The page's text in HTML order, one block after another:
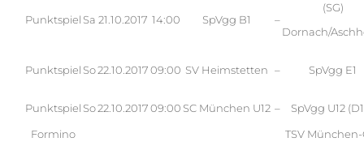
Punktspiel Sa 21.10.2017 14:00 SpVgg B1 –
(SG)
Dornach/
Punktspiel So22.10.201709:00 SV Heimstetten – SpVgg E1
Punktspiel So22.10.201709:00 SC München U12 –
SpVgg U12
Formino
TSV